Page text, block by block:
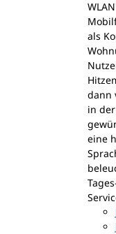
als
dann
in
eine